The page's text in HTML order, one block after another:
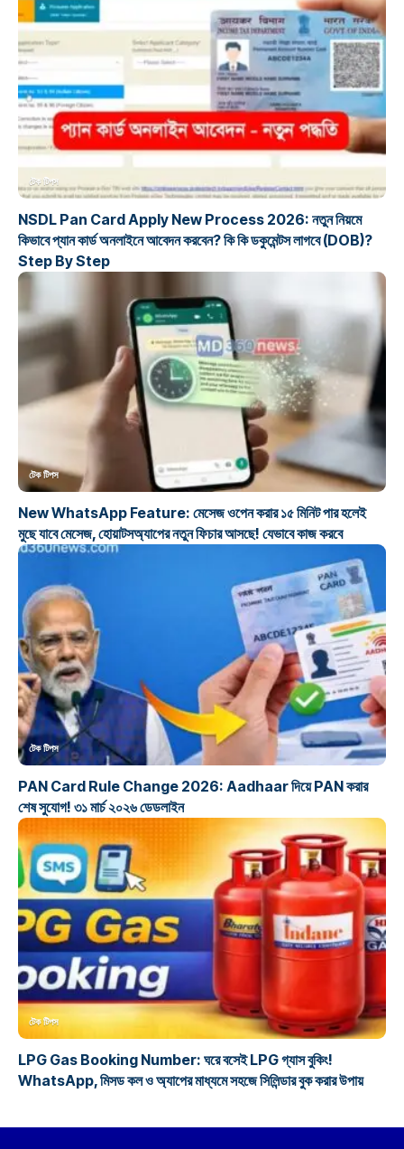
টেক টিপস
NSDL Pan Card Apply New Process 2026: নতুন নিয়মে
কিভাবে প্যান কার্ড অনলাইনে আবেদন করবেন? কি কি ডকুমেন্টস লাগবে (DOB)?
Step By Step
টেক টিপস
New WhatsApp Feature: মেসেজ ওপেন করার ১৫ মিনিট পার হলেই
মুছে যাবে মেসেজ, হোয়াটসঅ্যাপের নতুন ফিচার আসছে! যেভাবে কাজ করবে
টেক টিপস
PAN Card Rule Change 2026: Aadhaar দিয়ে PAN করার
শেষ সুযোগ! ৩১ মার্চ ২০২৬ ডেডলাইন
টেক টিপস
LPG Gas Booking Number: ঘরে বসেই LPG গ্যাস বুকিং!
WhatsApp, মিসড কল ও অ্যাপের মাধ্যমে সহজে সিলিন্ডার বুক করার উপায়